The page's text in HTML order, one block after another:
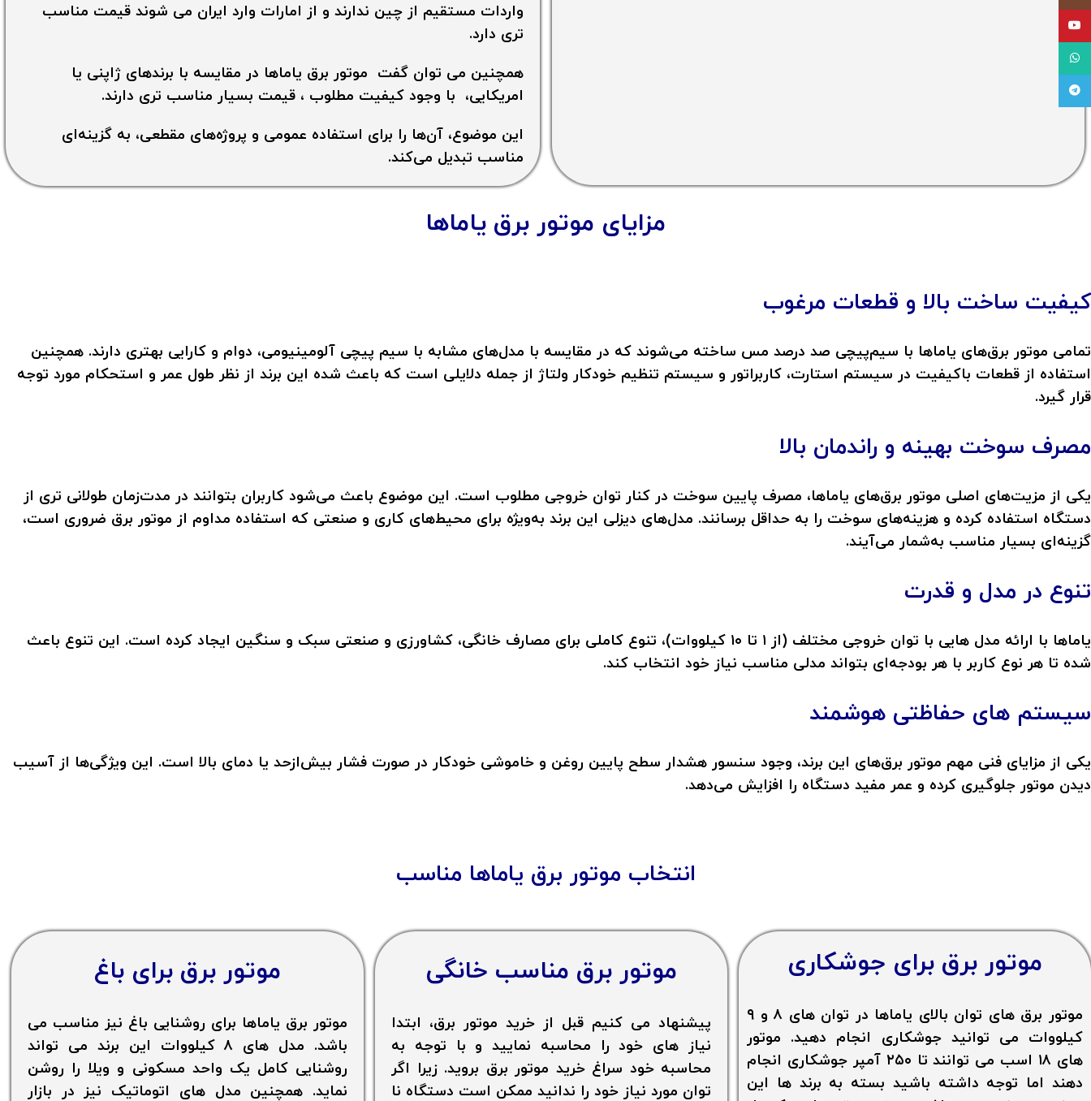
واردات مستقیم از چین ندارند و از امارات وارد ایران می شوند قیمت مناسب
تری دارد.
همچنین می توان گفت موتور برق یاماها در مقایسه با برندهای ژاپنی یا
امریکایی، با وجود کیفیت مطلوب ، قیمت بسیار مناسب ‌تری دارند.
این موضوع، آن‌ها را برای استفاده عمومی و پروژه‌های مقطعی، به گزینه‌ای
مناسب تبدیل می‌کند.
مزایای موتور برق یاماها
کیفیت ساخت بالا و قطعات مرغوب
تمامی موتور برق‌های یاماها با سیم‌پیچی صد درصد مس ساخته می‌شوند که در مقایسه با مدل‌های مشابه با سیم‌ پیچی آلومینیومی، دوام و کارایی بهتری دارند. همچنین
استفاده از قطعات باکیفیت در سیستم استارت، کاربراتور و سیستم تنظیم خودکار ولتاژ از جمله دلایلی است که باعث شده این برند از نظر طول عمر و استحکام مورد توجه
قرار گیرد.
مصرف سوخت بهینه و راندمان بالا
یکی از مزیت‌های اصلی موتور برق‌های یاماها، مصرف پایین سوخت در کنار توان خروجی مطلوب است. این موضوع باعث می‌شود کاربران بتوانند در مدت‌زمان طولانی ‌تری از
دستگاه استفاده کرده و هزینه‌های سوخت را به حداقل برسانند. مدل‌های دیزلی این برند به‌ویژه برای محیط‌های کاری و صنعتی که استفاده مداوم از موتور برق ضروری است،
گزینه‌ای بسیار مناسب به‌شمار می‌آیند.
تنوع در مدل و قدرت
یاماها با ارائه مدل ‌هایی با توان خروجی مختلف (از ۱ تا ۱۰ کیلووات)، تنوع کاملی برای مصارف خانگی، کشاورزی و صنعتی سبک و سنگین ایجاد کرده است. این تنوع باعث
شده تا هر نوع کاربر با هر بودجه‌ای بتواند مدلی مناسب نیاز خود انتخاب کند.
سیستم های حفاظتی هوشمند
یکی از مزایای فنی مهم موتور برق‌های این برند، وجود سنسور هشدار سطح پایین روغن و خاموشی خودکار در صورت فشار بیش‌ازحد یا دمای بالا است. این ویژگی‌ها از آسیب
دیدن موتور جلوگیری کرده و عمر مفید دستگاه را افزایش می‌دهد.
انتخاب موتور برق یاماها مناسب
موتور برق برای جوشکاری
موتور برق های توان بالای یاماها در توان های ۸ و ۹
کیلووات می توانید جوشکاری انجام دهید. موتور
های ۱۸ اسب می توانند تا ۲۵۰ آمپر جوشکاری انجام
دهند اما توجه داشته باشید بسته به برند ها این
موتور برق مناسب خانگی
پیشنهاد می کنیم قبل از خرید موتور برق، ابتدا
نیاز های خود را محاسبه نمایید و با توجه به
محاسبه خود سراغ خرید موتور برق بروید. زیرا اگر
توان مورد نیاز خود را ندانید ممکن است دستگاه نا
موتور برق برای باغ
موتور برق یاماها برای روشنایی باغ نیز مناسب می
باشد. مدل های ۸ کیلووات این برند می تواند
روشنایی کامل یک واحد مسکونی و ویلا را روشن
نماید. همچنین مدل های اتوماتیک نیز در بازار